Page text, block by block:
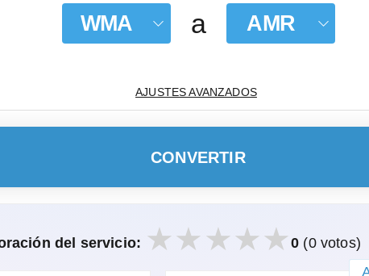
WMA a AMR
AJUSTES AVANZADOS
CONVERTIR
del servicio: 0 (0 votos)